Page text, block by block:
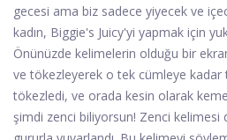
gecesi ama biz sadece yiyecek ve
kadın, Biggie's Juicy'yi yapmak için
Önünüzde kelimelerin olduğu bir ekran
ve tökezleyerek o tek cümleye kadar
tökezledi, ve orada kesin olarak
şimdi zenci biliyorsun! Zenci kelimesi